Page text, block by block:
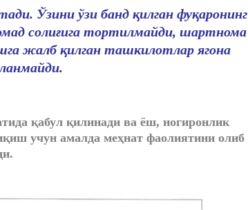
Ўзини ўзи банд қилган фуқаронинг
солиғига тортилмайди, шартнома
жалб қилган ташкилотлар ягона
қабул қилинади ва ёш, ногиронлик
учун амалда меҳнат фаолиятини олиб